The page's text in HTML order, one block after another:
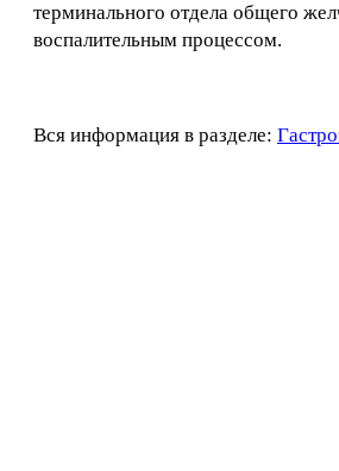
терминального отдела общего
воспалительным процессом.
Вся информация в разделе: